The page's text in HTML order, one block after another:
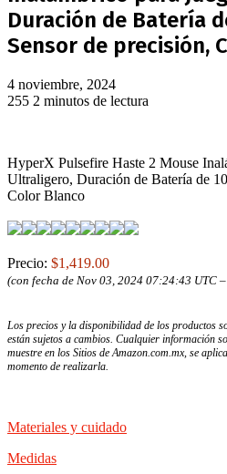
Duración de Batería
Sensor de precisión,
4 noviembre, 2024
255 2 minutos de lectura
HyperX Pulsefire Haste 2 Mouse
Ultraligero, Duración de Batería de
Color Blanco
Precio: $1,419.00
(con fecha de Nov 03, 2024 07:24:43 UTC –
Los precios y la disponibilidad de los productos
están sujetos a cambios. Cualquier información
muestre en los Sitios de Amazon.com.mx, se
momento de realizarla.
Materiales y cuidado
Medidas